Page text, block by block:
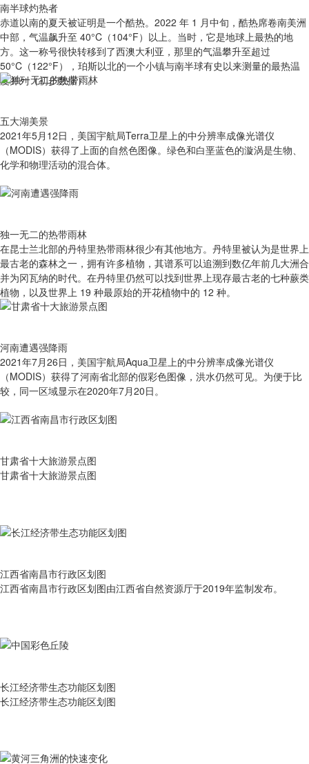
南半球灼热者
赤道以南的夏天被证明是一个酷热。2022 年 1 月中旬，酷热席卷南美洲
中部，气温飙升至 40°C（104°F）以上。当时，它是地球上最热的地
方。这一称号很快转移到了西澳大利亚，那里的气温攀升至超过
50°C（122°F），珀斯以北的一个小镇与南半球有史以来测量的最热温
度并列（初步数据）。
五大湖美景
2021年5月12日，美国宇航局Terra卫星上的中分辨率成像光谱仪
（MODIS）获得了上面的自然色图像。绿色和白垩蓝色的漩涡是生物、
化学和物理活动的混合体。
独一无二的热带雨林
在昆士兰北部的丹特里热带雨林很少有其他地方。丹特里被认为是世界上
最古老的森林之一，拥有许多植物，其谱系可以追溯到数亿年前几大洲合
并为冈瓦纳的时代。在丹特里仍然可以找到世界上现存最古老的七种蕨类
植物，以及世界上 19 种最原始的开花植物中的 12 种。
河南遭遇强降雨
2021年7月26日，美国宇航局Aqua卫星上的中分辨率成像光谱仪
（MODIS）获得了河南省北部的假彩色图像，洪水仍然可见。为便于比
较，同一区域显示在2020年7月20日。
甘肃省十大旅游景点图
甘肃省十大旅游景点图
江西省南昌市行政区划图
江西省南昌市行政区划图由江西省自然资源厅于2019年监制发布。
长江经济带生态功能区划图
长江经济带生态功能区划图